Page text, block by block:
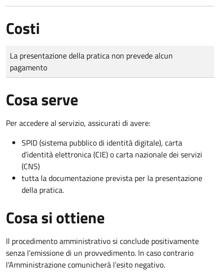
Costi
Tipo di pagamento
Importo
La presentazione della pratica non prevede alcun
pagamento
Cosa serve
Per accedere al servizio, assicurati di avere:
SPID (sistema pubblico di identità digitale), carta
d’identità elettronica (CIE) o carta nazionale dei servizi
(CNS)
tutta la documentazione prevista per la presentazione
della pratica.
Cosa si ottiene
Il procedimento amministrativo si conclude positivamente
senza l’emissione di un provvedimento. In caso contrario
l’Amministrazione comunicherà l’esito negativo.